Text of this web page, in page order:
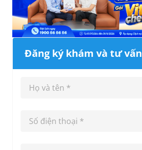
Đăng ký khám và tư vấn